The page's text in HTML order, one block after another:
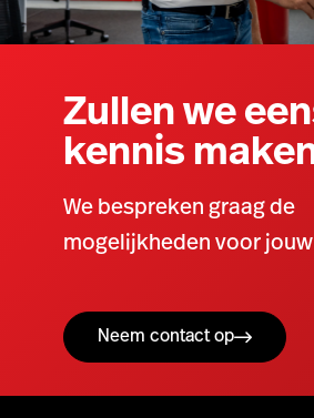
Zullen we
kennis
We bespreken graag de
mogelijkheden voor
Neem contact op